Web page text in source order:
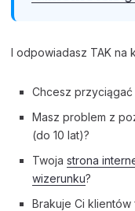
I odpowiadasz TAK na
Chcesz przyciągać
Masz problem z
(do 10 lat)?
Twoja strona
wizerunku?
Brakuje Ci klientów